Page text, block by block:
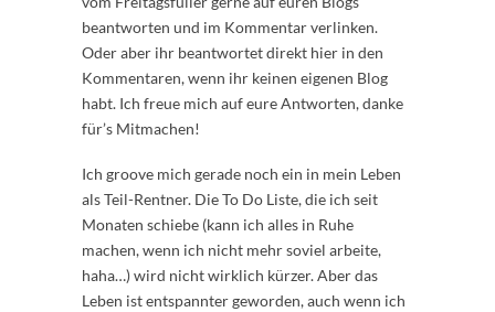
beantworten und im Kommentar verlinken.
Oder aber ihr beantwortet direkt hier in den
Kommentaren, wenn ihr keinen eigenen Blog
habt. Ich freue mich auf eure Antworten, danke
für’s Mitmachen!
Ich groove mich gerade noch ein in mein Leben
als Teil-Rentner. Die To Do Liste, die ich seit
Monaten schiebe (kann ich alles in Ruhe
machen, wenn ich nicht mehr soviel arbeite,
haha…) wird nicht wirklich kürzer. Aber das
Leben ist entspannter geworden, auch wenn ich